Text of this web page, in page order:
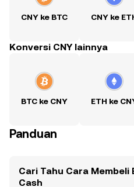
CNY ke BTC CNY ke
Konversi CNY lainnya
BTC ke CNY ETH ke
Panduan
Cari Tahu Cara Membeli
Cash